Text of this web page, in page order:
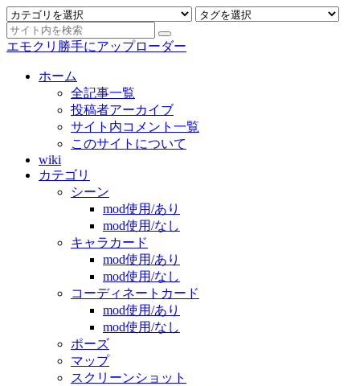
エモクリ勝手にアップローダー
ホーム
全記事一覧
投稿者アーカイブ
サイト内コメント一覧
このサイトについて
wiki
カテゴリ
シーン
mod使用/あり
mod使用/なし
キャラカード
mod使用/あり
mod使用/なし
コーディネートカード
mod使用/あり
mod使用/なし
ポーズ
マップ
スクリーンショット